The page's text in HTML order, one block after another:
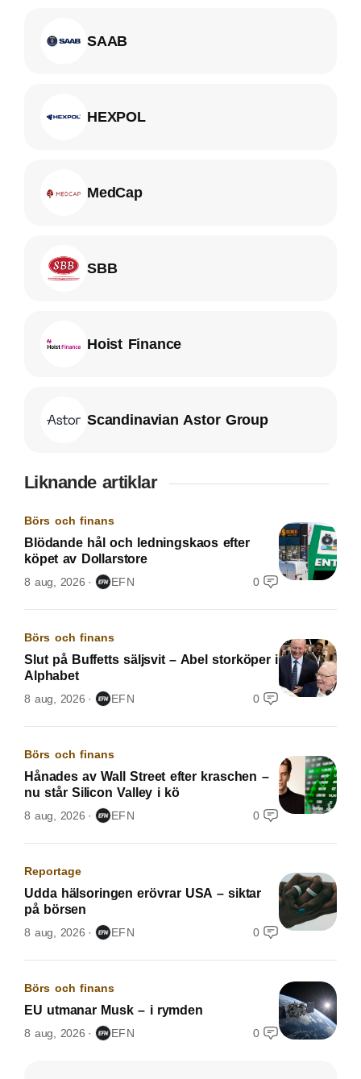
SAAB
HEXPOL
MedCap
SBB
Hoist Finance
Scandinavian Astor Group
Liknande artiklar
Börs och finans
Blödande hål och ledningskaos efter
köpet av Dollarstore
8 aug, 2026 EFN 0
Börs och finans
Slut på Buffetts säljsvit – Abel storköper i
Alphabet
8 aug, 2026 EFN 0
Börs och finans
Hånades av Wall Street efter kraschen –
nu står Silicon Valley i kö
8 aug, 2026 EFN 0
Reportage
Udda hälsoringen erövrar USA – siktar
på börsen
8 aug, 2026 EFN 0
Börs och finans
EU utmanar Musk – i rymden
8 aug, 2026 EFN 0